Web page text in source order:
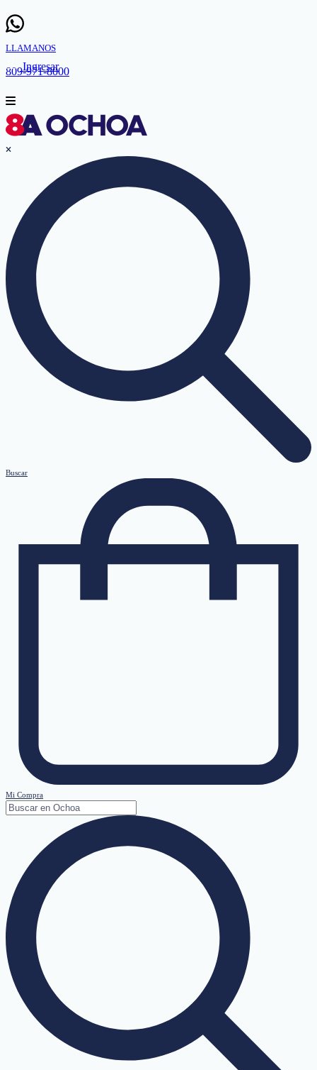
LLAMANOS
809-971-8000
Ingresar
Buscar
Mi Compra